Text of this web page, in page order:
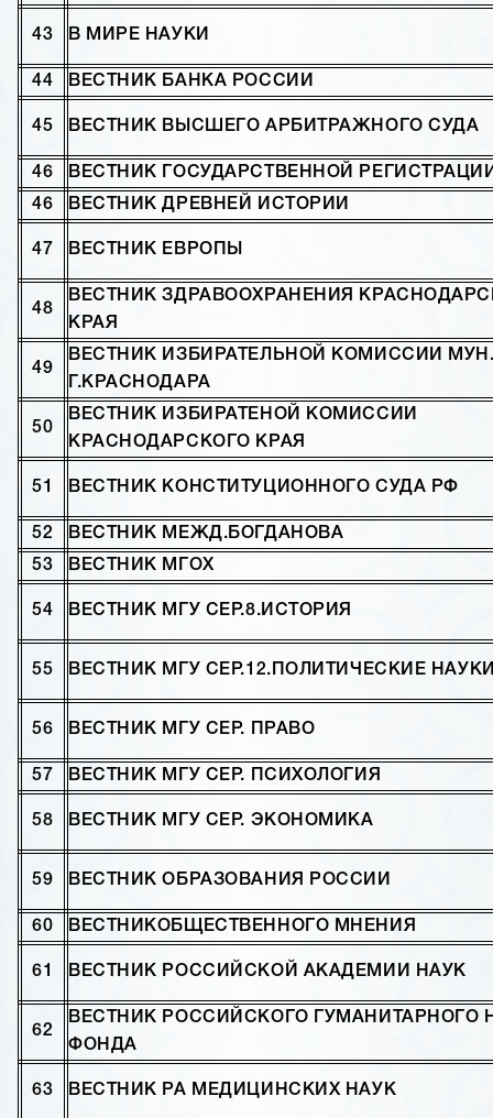
43 В МИРЕ НАУКИ
44 ВЕСТНИК БАНКА РОССИИ
45 ВЕСТНИК ВЫСШЕГО АРБИТРАЖНОГО СУДА
46 ВЕСТНИК ГОСУДАРСТВЕННОЙ
46 ВЕСТНИК ДРЕВНЕЙ ИСТОРИИ
47 ВЕСТНИК ЕВРОПЫ
48
ВЕСТНИК ЗДРАВООХРАНЕНИЯ
КРАЯ
49
ВЕСТНИК ИЗБИРАТЕЛЬНОЙ КОМИССИИ
Г.КРАСНОДАРА
50
ВЕСТНИК ИЗБИРАТЕНОЙ КОМИССИИ
КРАСНОДАРСКОГО КРАЯ
51 ВЕСТНИК КОНСТИТУЦИОННОГО СУДА РФ
52 ВЕСТНИК МЕЖД.БОГДАНОВА
53 ВЕСТНИК МГОХ
54 ВЕСТНИК МГУ СЕР.8.ИСТОРИЯ
55 ВЕСТНИК МГУ СЕР.12.ПОЛИТИЧЕСКИЕ
56 ВЕСТНИК МГУ СЕР. ПРАВО
57 ВЕСТНИК МГУ СЕР. ПСИХОЛОГИЯ
58 ВЕСТНИК МГУ СЕР. ЭКОНОМИКА
59 ВЕСТНИК ОБРАЗОВАНИЯ РОССИИ
60 ВЕСТНИКОБЩЕСТВЕННОГО МНЕНИЯ
61 ВЕСТНИК РОССИЙСКОЙ АКАДЕМИИ НАУК
62
ВЕСТНИК РОССИЙСКОГО ГУМАНИТАРНОГО
ФОНДА
63 ВЕСТНИК РА МЕДИЦИНСКИХ НАУК